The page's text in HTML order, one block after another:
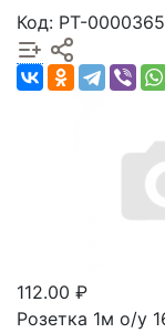
Код: РТ-
112.00 ₽
Розетка 1м о/у